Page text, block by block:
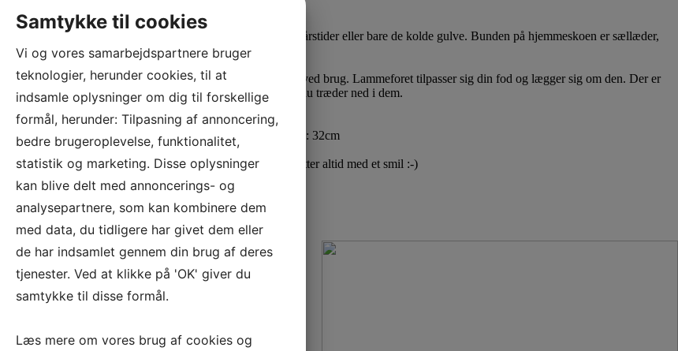
og polar fleece. En perfekt hjemmesko til de kolde årstider eller bare de kolde gulve. Bunden på hjemmeskoen er sællæder,
absolut bestseller og har været det i årevis.
den første gang. Den vil give sig op til en halv størrelse ved brug. Lammeforet tilpasser sig din fod og lægger sig om den. Der er
- du vil herefter ikke være i tvivl om højre/venstre fod når du træder ned i dem.
42:28cm, 43: 29cm, 44: 30cm, 45: 30,5cm, 46:31,5cm, 47: 32cm
så vælg den mindste str. da de giver sig lidt. Husk vi bytter altid med et smil :-)
i mål.
MOMS VED BETALING.
og bytte her.
Samtykke til cookies
Vi og vores samarbejdspartnere bruger
teknologier, herunder cookies, til at
indsamle oplysninger om dig til forskellige
formål, herunder: Tilpasning af annoncering,
bedre brugeroplevelse, funktionalitet,
statistik og marketing. Disse oplysninger
kan blive delt med annoncerings- og
analysepartnere, som kan kombinere dem
med data, du tidligere har givet dem eller
de har indsamlet gennem din brug af deres
tjenester. Ved at klikke på 'OK' giver du
samtykke til disse formål.
Læs mere om vores brug af cookies og